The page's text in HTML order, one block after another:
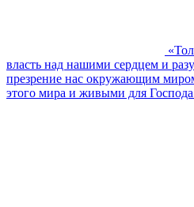
власть над нашими сердцем и
презрение нас окружающим
этого мира и живыми для